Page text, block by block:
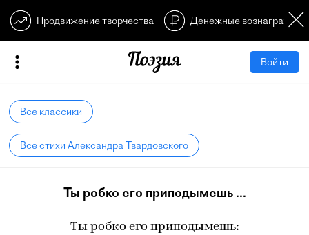
Продвижение творчества Денежные
Войти
Все классики
Все стихи Александра Твардовского
Ты робко его приподымешь ...
Ты робко его приподымешь: